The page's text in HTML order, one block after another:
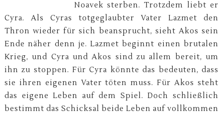
Noavek sterben. Trotzdem liebt er
Cyra. Als Cyras totgeglaubter Vater Lazmet den
Thron wieder für sich beansprucht, sieht Akos sein
Ende näher denn je. Lazmet beginnt einen brutalen
Krieg, und Cyra und Akos sind zu allem bereit, um
ihn zu stoppen. Für Cyra könnte das bedeuten, dass
sie ihren eigenen Vater töten muss. Für Akos steht
das eigene Leben auf dem Spiel. Doch schließlich
bestimmt das Schicksal beide Leben auf vollkommen